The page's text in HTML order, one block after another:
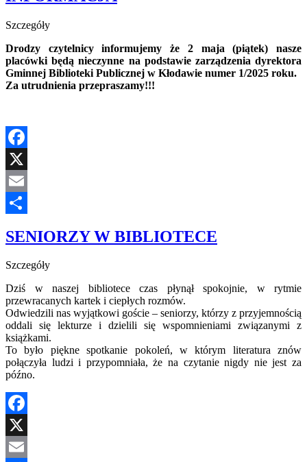
Szczegóły
Drodzy czytelnicy informujemy że 2 maja (piątek) nasze
placówki będą nieczynne na podstawie zarządzenia dyrektora
Gminnej Biblioteki Publicznej w Kłodawie numer 1/2025 roku.
Za utrudnienia przepraszamy!!!
Facebook
X
Email
SENIORZY W BIBLIOTECE
Szczegóły
Dziś w naszej bibliotece czas płynął spokojnie, w rytmie
przewracanych kartek i ciepłych rozmów.
Odwiedzili nas wyjątkowi goście – seniorzy, którzy z przyjemnością
oddali się lekturze i dzielili się wspomnieniami związanymi z
książkami.
To było piękne spotkanie pokoleń, w którym literatura znów
połączyła ludzi i przypomniała, że na czytanie nigdy nie jest za
późno.
Facebook
X